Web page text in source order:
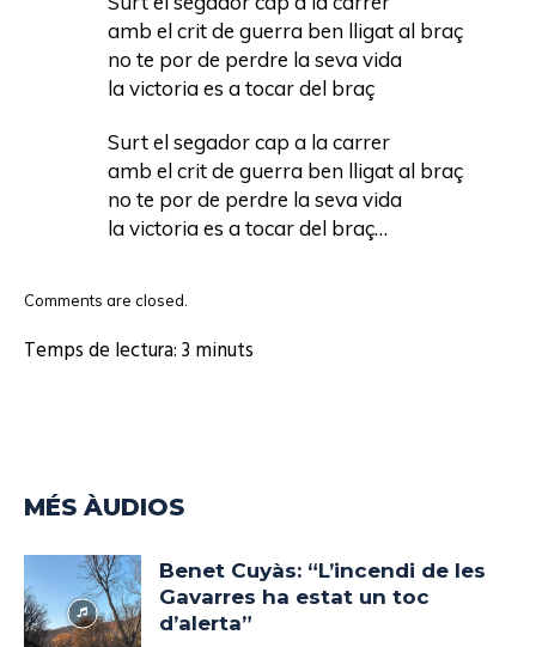
amb el crit de guerra ben lligat al braç
no te por de perdre la seva vida
la victoria es a tocar del braç
Surt el segador cap a la carrer
amb el crit de guerra ben lligat al braç
no te por de perdre la seva vida
la victoria es a tocar del braç…
Comments are closed.
Temps de lectura:3 minuts
MÉS ÀUDIOS
Benet Cuyàs: “L’incendi de les
Gavarres ha estat un toc
d’alerta”